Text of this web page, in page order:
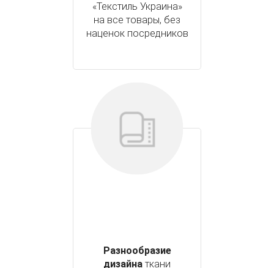
«Текстиль Украина»
на все товары, без
наценок посредников
Разнообразие
дизайна ткани